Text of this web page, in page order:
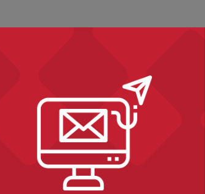
Zobacz również